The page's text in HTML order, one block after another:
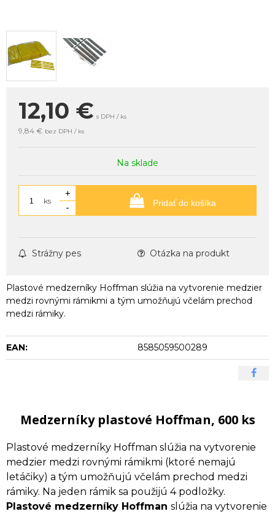
12,10 € s DPH / ks
9,84 € bez DPH / ks
Na sklade
ks
+
-
Pridať do košíka
Strážny pes Otázka na produkt
Plastové medzerníky Hoffman slúžia na vytvorenie medzier
medzi rovnými rámikmi a tým umožňujú včelám prechod
medzi rámiky.
EAN: 8585059500289
Medzerníky plastové Hoffman, 600 ks
Plastové medzerníky Hoffman slúžia na vytvorenie
medzier medzi rovnými rámikmi (ktoré nemajú
letáčiky) a tým umožňujú včelám prechod medzi
rámiky. Na jeden rámik sa použijú 4 podložky.
Plastové medzerníky Hoffman slúžia na vytvorenie